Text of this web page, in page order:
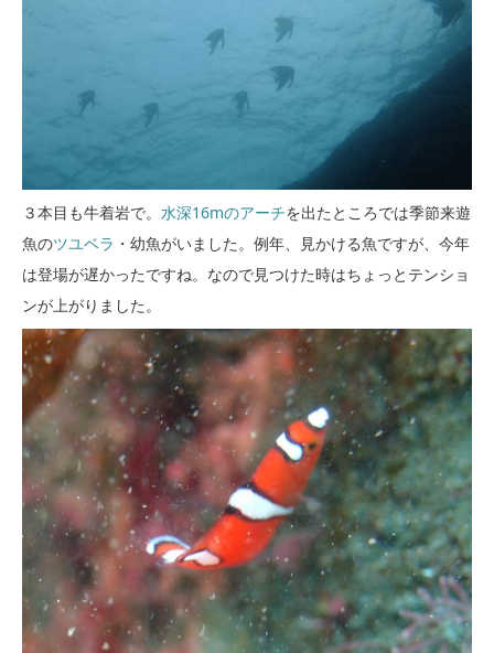
３本目も牛着岩で。 水深16mのアーチを出たところでは季節来遊
魚のツユベラ ・幼魚がいました。例年、見かける魚ですが、今年
は登場が遅かったですね。なので見つけた時はちょっとテンショ
ンが上がりました。